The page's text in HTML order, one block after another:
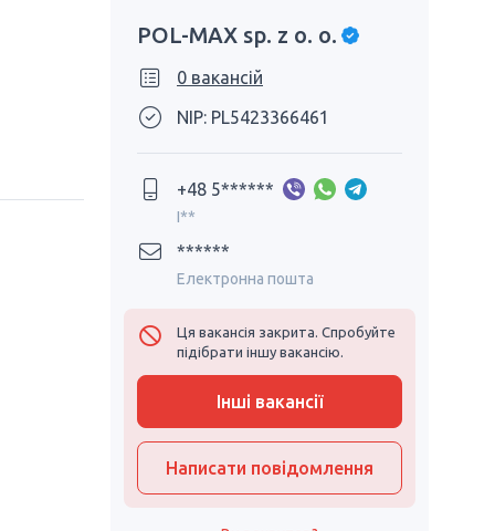
POL-MAX sp. z o. o.
0 вакансій
NIP: PL5423366461
+48 5******
I**
******
Електронна пошта
Ця вакансія закрита. Спробуйте
підібрати іншу вакансію.
Інші вакансії
Написати повідомлення